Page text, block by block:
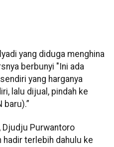
yang diduga menghina
berbunyi "Ini ada
yang harganya
lalu dijual, pindah ke
baru).”
Djudju Purwantoro
hadir terlebih dahulu ke